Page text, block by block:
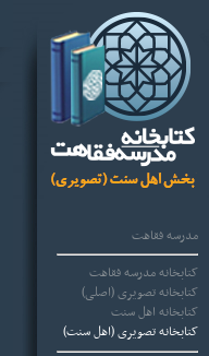
مدرسه فقاهت
کتابخانه مدرسه فقاهت
کتابخانه تصویری (اصلی)
کتابخانه اهل سنت
کتابخانه تصویری (اهل سنت)